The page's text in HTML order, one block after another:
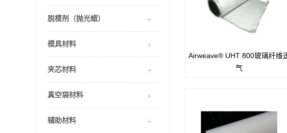
脱模剂（抛光蜡）
模具材料
夹芯材料
真空袋材料
辅助材料
Airweave®UHT 800是一种无纺
布混合的玻璃纤维透气毡。
Airweave® UHT 800玻璃纤维
气